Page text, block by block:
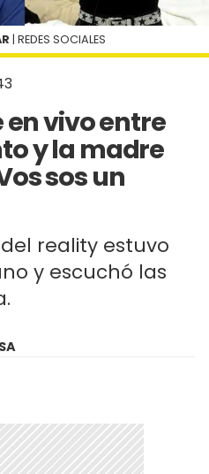
en vivo entre
y la madre
sos un
reality estuvo
y escuchó las
| REDES SOCIALES